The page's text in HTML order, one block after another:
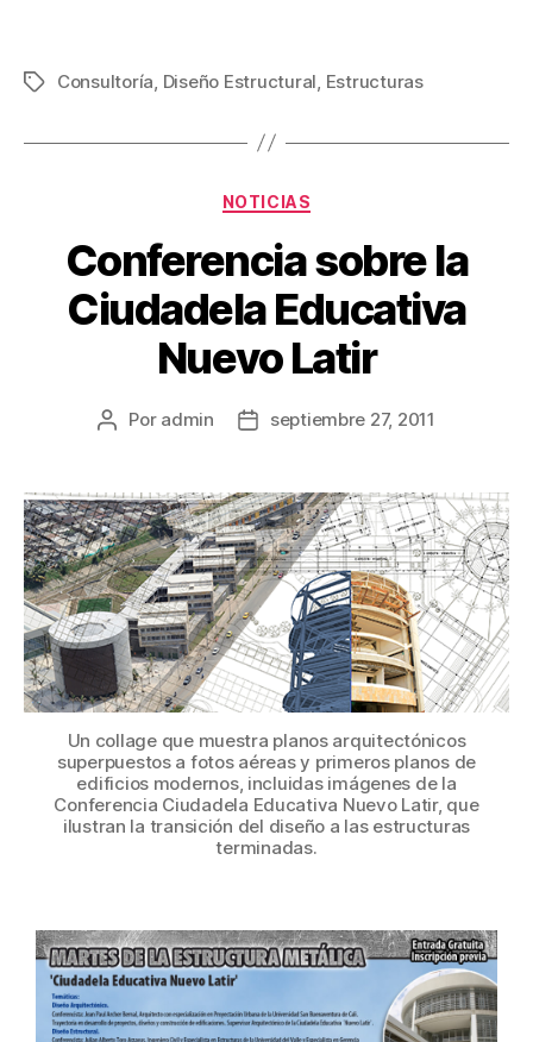
Consultoría Diseño Estructural Estructuras
NOTICIAS
Conferencia sobre la
Ciudadela Educativa
Nuevo Latir
Por admin septiembre 27, 2011
Un collage que muestra planos arquitectónicos
superpuestos a fotos aéreas y primeros planos de
edificios modernos, incluidas imágenes de la
Conferencia Ciudadela Educativa Nuevo Latir, que
ilustran la transición del diseño a las estructuras
terminadas.